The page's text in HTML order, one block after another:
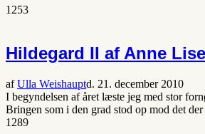
1253
Hildegard II af Anne
afUlla Weishauptd. 21. december 2010
I begyndelsen af året læste jeg med stor
Bringen som i den grad stod op mod det
1289